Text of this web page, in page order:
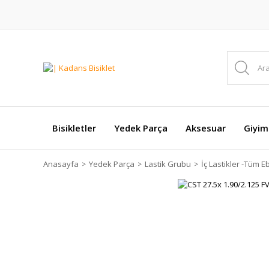
Bisikletler Yedek Parça Aksesuar Giyim
Anasayfa Yedek Parça Lastik Grubu İç Lastikler -Tüm